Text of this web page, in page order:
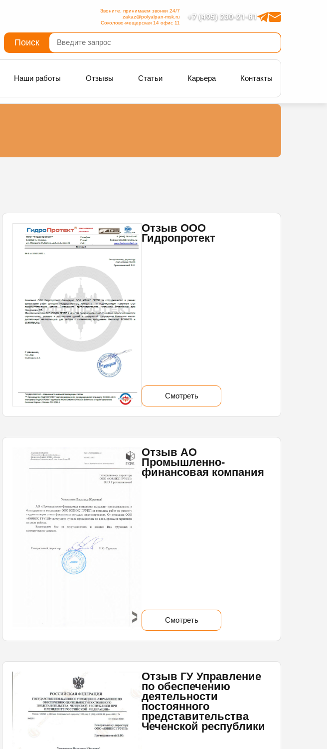
+7 (495) 230-21-81
Звоните, принимаем звонки 24/7
zakaz@polyalpan-msk.ru
Соколово-мещерская 14 офис 11
Поиск
Наши работы Отзывы Статьи Карьера Контакты
Отзыв ООО
Гидропротект
Смотреть
Отзыв АО
Промышленно-
финансовая компания
Смотреть
Отзыв ГУ Управление
по обеспечению
деятельности
постоянного
представительства
Чеченской республики